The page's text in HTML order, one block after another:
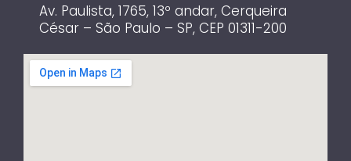
Av. Paulista, 1765, 13º andar, Cerqueira
César – São Paulo – SP, CEP 01311-200